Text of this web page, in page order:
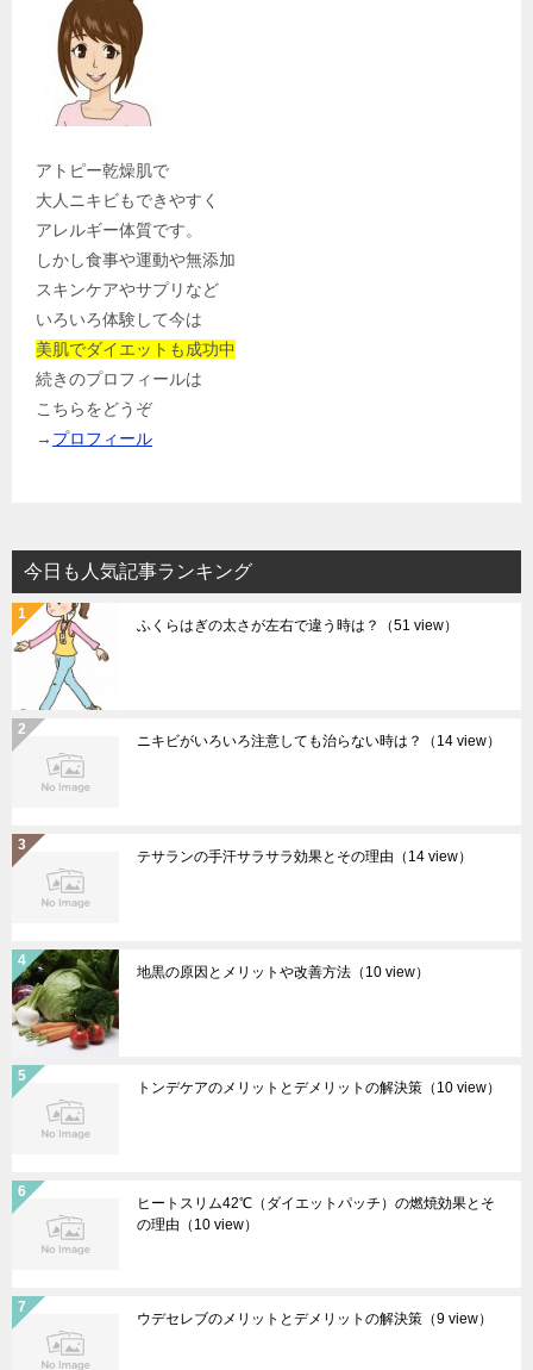
アトピー乾燥肌で
大人ニキビもできやすく
アレルギー体質です。
しかし食事や運動や無添加
スキンケアやサプリなど
いろいろ体験して今は
美肌でダイエットも成功中
続きのプロフィールは
こちらをどうぞ
→ プロフィール
今日も人気記事ランキング
ふくらはぎの太さが左右で違う時は？ （51 view）
ニキビがいろいろ注意しても治らない時は？ （14 view）
テサランの手汗サラサラ効果とその理由 （14 view）
地黒の原因とメリットや改善方法 （10 view）
トンデケアのメリットとデメリットの解決策 （10 view）
ヒートスリム42℃（ダイエットパッチ）の燃焼効果とそ
の理由 （10 view）
ウデセレブのメリットとデメリットの解決策 （9 view）